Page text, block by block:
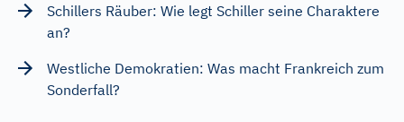
Schillers Räuber: Wie legt Schiller seine Charaktere
an?
Westliche Demokratien: Was macht Frankreich zum
Sonderfall?